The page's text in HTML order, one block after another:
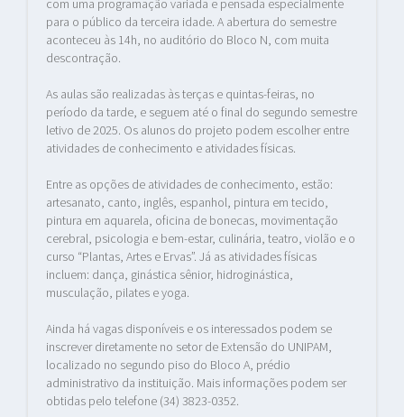
com uma programação variada e pensada especialmente
para o público da terceira idade. A abertura do semestre
aconteceu às 14h, no auditório do Bloco N, com muita
descontração.
As aulas são realizadas às terças e quintas-feiras, no
período da tarde, e seguem até o final do segundo semestre
letivo de 2025. Os alunos do projeto podem escolher entre
atividades de conhecimento e atividades físicas.
Entre as opções de atividades de conhecimento, estão:
artesanato, canto, inglês, espanhol, pintura em tecido,
pintura em aquarela, oficina de bonecas, movimentação
cerebral, psicologia e bem-estar, culinária, teatro, violão e o
curso “Plantas, Artes e Ervas”. Já as atividades físicas
incluem: dança, ginástica sênior, hidroginástica,
musculação, pilates e yoga.
Ainda há vagas disponíveis e os interessados podem se
inscrever diretamente no setor de Extensão do UNIPAM,
localizado no segundo piso do Bloco A, prédio
administrativo da instituição. Mais informações podem ser
obtidas pelo telefone (34) 3823-0352.